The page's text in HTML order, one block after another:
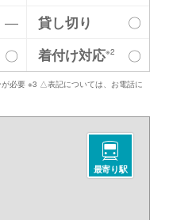
― 貸し切り
〇
〇 着付け対応※2 〇
必要 ※3 △表記については、お電話に
最寄り駅